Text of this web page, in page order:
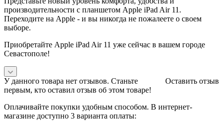
производительности с планшетом Apple iPad Air 11.
Переходите на Apple - и вы никогда не пожалеете о своем
выборе.
Приобретайте Apple iPad Air 11 уже сейчас в вашем городе
Севастополе!
Оставить отзыв
У данного товара нет отзывов. Станьте
первым, кто оставил отзыв об этом товаре!
Оплачивайте покупки удобным способом. В интернет-
магазине доступно 3 варианта оплаты: